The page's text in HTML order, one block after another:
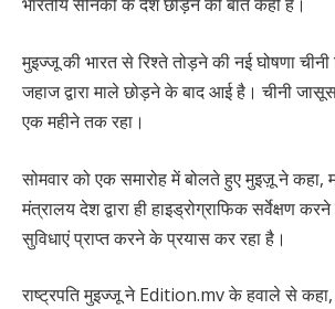
मुइज्जू की भारत से रिश्ते तोड़ने की नई घोषणा चीनी
जहाज द्वारा माले छोड़ने के बाद आई है। चीनी
एक महीने तक रहा।
सोमवार को एक समारोह में बोलते हुए मुइज़ू ने कहा,
मंत्रालय देश द्वारा ही हाइड्रोग्राफिक सर्वेक्षण
सुविधाएं प्राप्त करने के प्रयास कर रहा है।
राष्ट्रपति मुइज्जू ने Edition.mv के हवाले से कहा,